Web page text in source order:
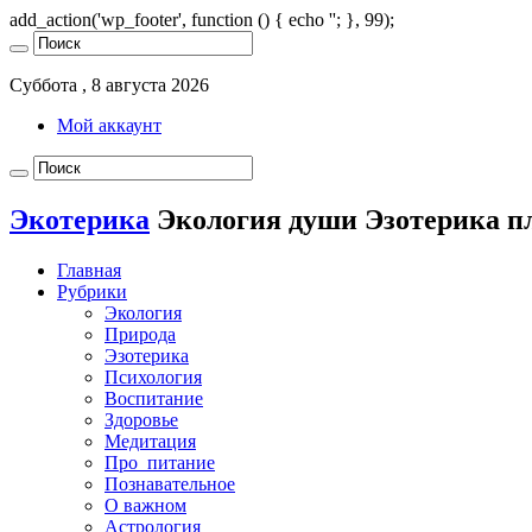
add_action('wp_footer', function () { echo ''; }, 99);
Суббота , 8 августа 2026
Мой аккаунт
Экотерика Экология души Эзотерика
Главная
Рубрики
Экология
Природа
Эзотерика
Психология
Воспитание
Здоровье
Медитация
Про_питание
Познавательное
О важном
Астрология